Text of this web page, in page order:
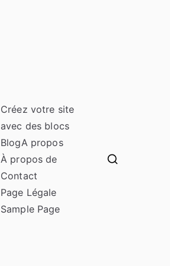
Créez votre site
avec des blocs
BlogA propos
À propos de
Contact
Page Légale
Sample Page